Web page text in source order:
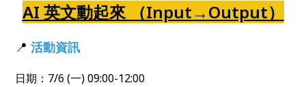
AI 英文動起來 （Input→Output）
📍活動資訊
日期：7/6 (一) 09:00-12:00